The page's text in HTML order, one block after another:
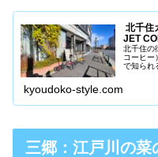
北千住
JET
北千住の
コーヒー
で知られ
kyoudoko-style.com
三郷：江戸川の菜